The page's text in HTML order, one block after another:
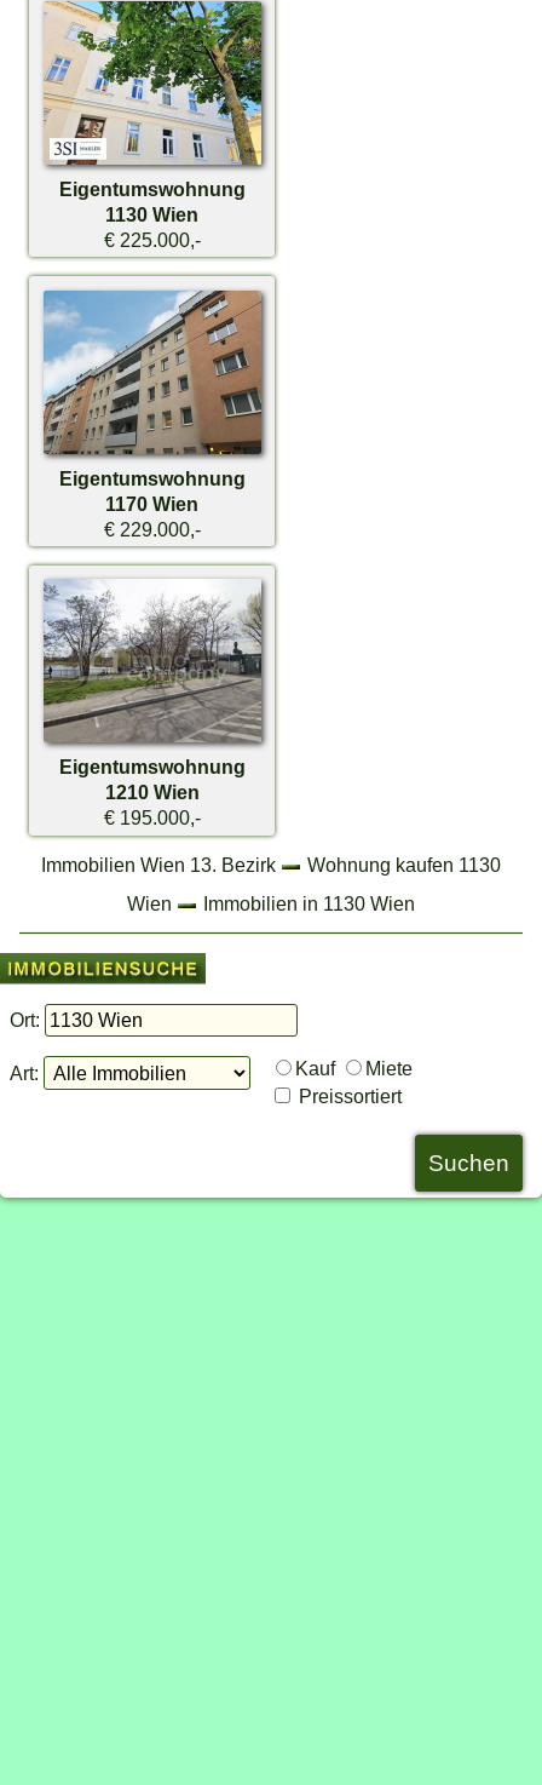
Eigentumswohnung
1130 Wien
€ 225.000,-
Eigentumswohnung
1170 Wien
€ 229.000,-
Eigentumswohnung
1210 Wien
€ 195.000,-
Immobilien Wien 13. Bezirk
Wohnung kaufen 1130
Wien
Immobilien in 1130 Wien
Ort:
Art: Kauf
Miete
Preissortiert